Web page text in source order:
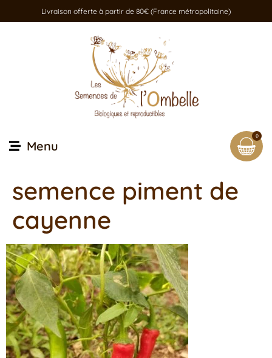
Livraison offerte à partir de 80€ (France métropolitaine)
Menu
0
semence piment de
cayenne